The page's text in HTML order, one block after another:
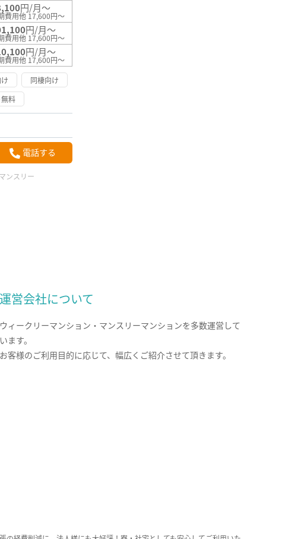
円/月～
費用他 17,600円～
円/月～
費用他 17,600円～
円/月～
費用他 17,600円～
同棲向け
料
電話する
ンスリー
運営会社について
ウィークリーマンション・マンスリーマンションを多数運営して
います。
お客様のご利用目的に応じて、幅広くご紹介させて頂きます。